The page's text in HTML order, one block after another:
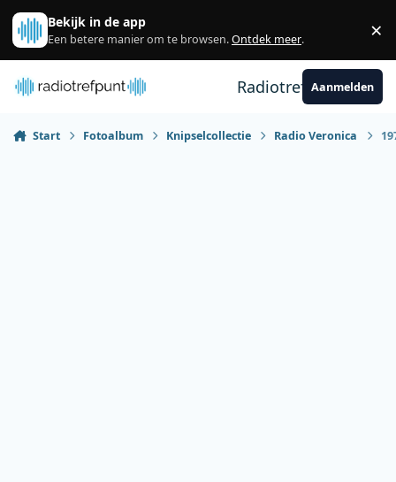
Spring naar bijdragen
Bekijk in de app
Een betere manier om te browsen.Ontdek meer. ×
RadiotrefpuntAanmelden
Start Fotoalbum Knipselcollectie Radio Veronica